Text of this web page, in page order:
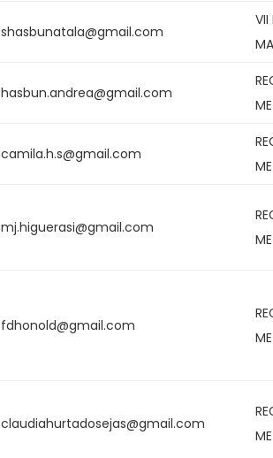
shasbunatala@gmail.com
VII
hasbun.andrea@gmail.com
camila.h.s@gmail.com
mj.higuerasi@gmail.com
fdhonold@gmail.com
claudiahurtadosejas@gmail.com